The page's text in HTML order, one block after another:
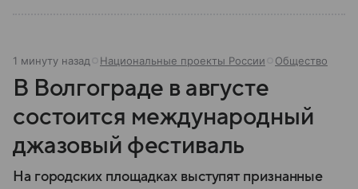
1 минуту назад Национальные проекты России Общество
В Волгограде в августе
состоится международный
джазовый фестиваль
На городских площадках выступят признанные